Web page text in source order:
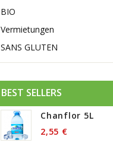
BIO
Vermietungen
SANS GLUTEN
BEST SELLERS
Chanflor 5L
2,55 €